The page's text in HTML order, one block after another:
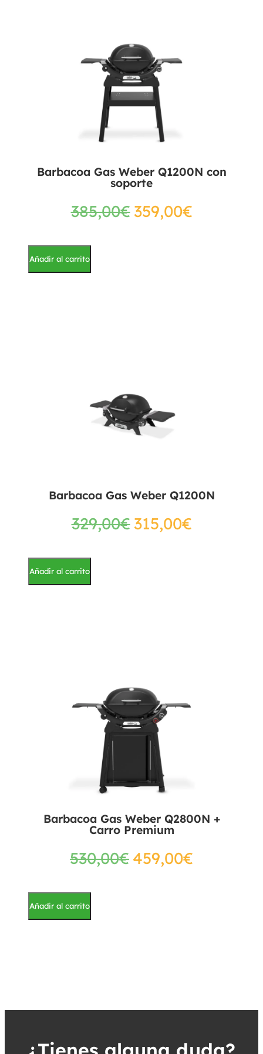
Barbacoa Gas Weber Q1200N con
soporte
385,00€359,00€
Añadir al carrito
Barbacoa Gas Weber Q1200N
329,00€315,00€
Añadir al carrito
Barbacoa Gas Weber Q2800N +
Carro Premium
530,00€ 459,00€
Añadir al carrito